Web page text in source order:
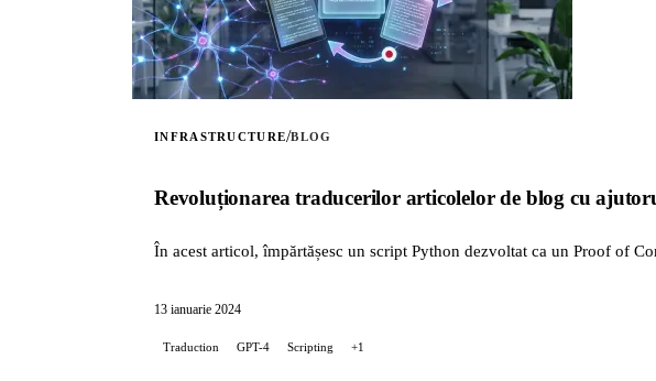
INFRASTRUCTURE/BLOG
Revoluționarea traducerilor articolelor de blog cu
În acest articol, împărtășesc un script Python dezvoltat ca un Proof of
13 ianuarie 2024
Traduction GPT-4 Scripting +1